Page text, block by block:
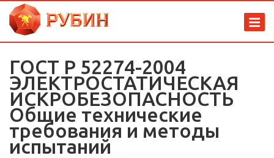
ГОСТ Р 52274-2004
ЭЛЕКТРОСТАТИЧЕСКАЯ
ИСКРОБЕЗОПАСНОСТЬ
Общие технические
требования и методы
испытаний